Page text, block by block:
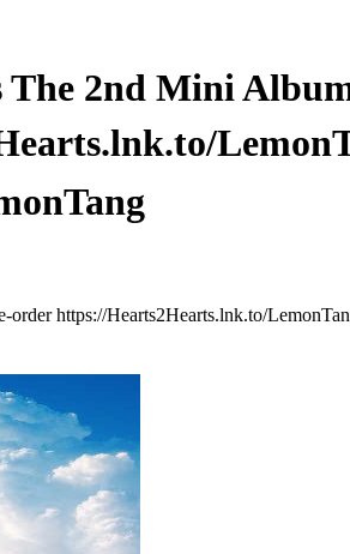
2nd Mini
https://Hearts2Hearts.lnk.to/